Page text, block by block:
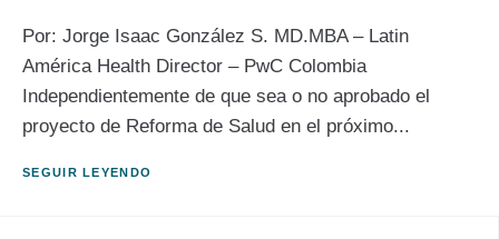
Por: Jorge Isaac González S. MD.MBA – Latin
América Health Director – PwC Colombia
Independientemente de que sea o no aprobado el
proyecto de Reforma de Salud en el próximo...
SEGUIR LEYENDO